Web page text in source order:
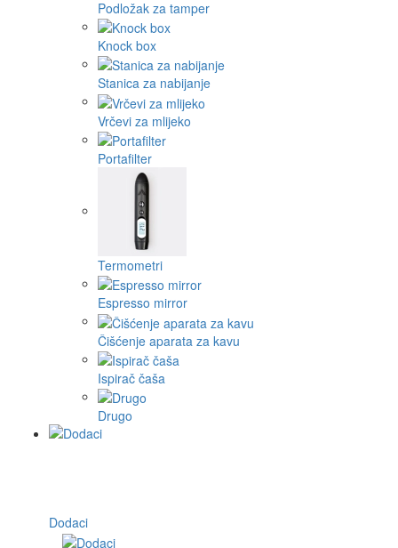
Podložak za tamper
Knock box
Stanica za nabijanje
Vrčevi za mlijeko
Portafilter
Termometri
Espresso mirror
Čišćenje aparata za kavu
Ispirač čaša
Drugo
Dodaci